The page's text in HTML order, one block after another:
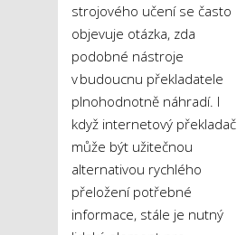
strojového učení se často
objevuje otázka, zda
podobné nástroje
v budoucnu překladatele
plnohodnotně náhradí. I
když internetový překladač
může být užitečnou
alternativou rychlého
přeložení potřebné
informace, stále je nutný